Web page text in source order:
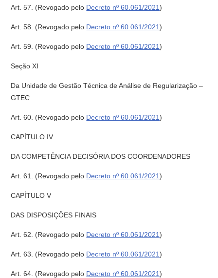
Art. 57. (Revogado pelo Decreto nº 60.061/2021)
Art. 58. (Revogado pelo Decreto nº 60.061/2021)
Art. 59. (Revogado pelo Decreto nº 60.061/2021)
Seção XI
Da Unidade de Gestão Técnica de Análise de Regularização –
GTEC
Art. 60. (Revogado pelo Decreto nº 60.061/2021)
CAPÍTULO IV
DA COMPETÊNCIA DECISÓRIA DOS COORDENADORES
Art. 61. (Revogado pelo Decreto nº 60.061/2021)
CAPÍTULO V
DAS DISPOSIÇÕES FINAIS
Art. 62. (Revogado pelo Decreto nº 60.061/2021)
Art. 63. (Revogado pelo Decreto nº 60.061/2021)
Art. 64. (Revogado pelo Decreto nº 60.061/2021)